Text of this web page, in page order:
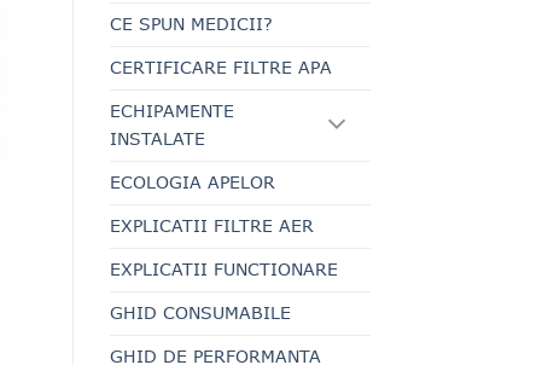
CE SPUN MEDICII?
CERTIFICARE FILTRE APA
ECHIPAMENTE
INSTALATE
ECOLOGIA APELOR
EXPLICATII FILTRE AER
EXPLICATII FUNCTIONARE
GHID CONSUMABILE
GHID DE PERFORMANTA